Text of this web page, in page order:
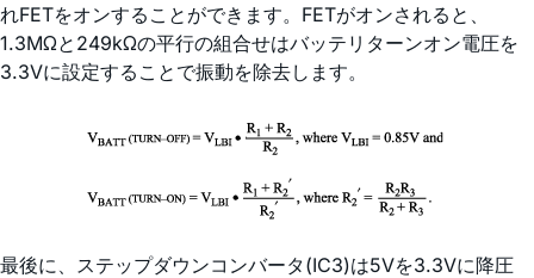
れFETをオンすることができます。FETがオンされると、
1.3MΩと249kΩの平行の組合せはバッテリターンオン電圧を
3.3Vに設定することで振動を除去します。
最後に、ステップダウンコンバータ(IC3)は5Vを3.3Vに降圧